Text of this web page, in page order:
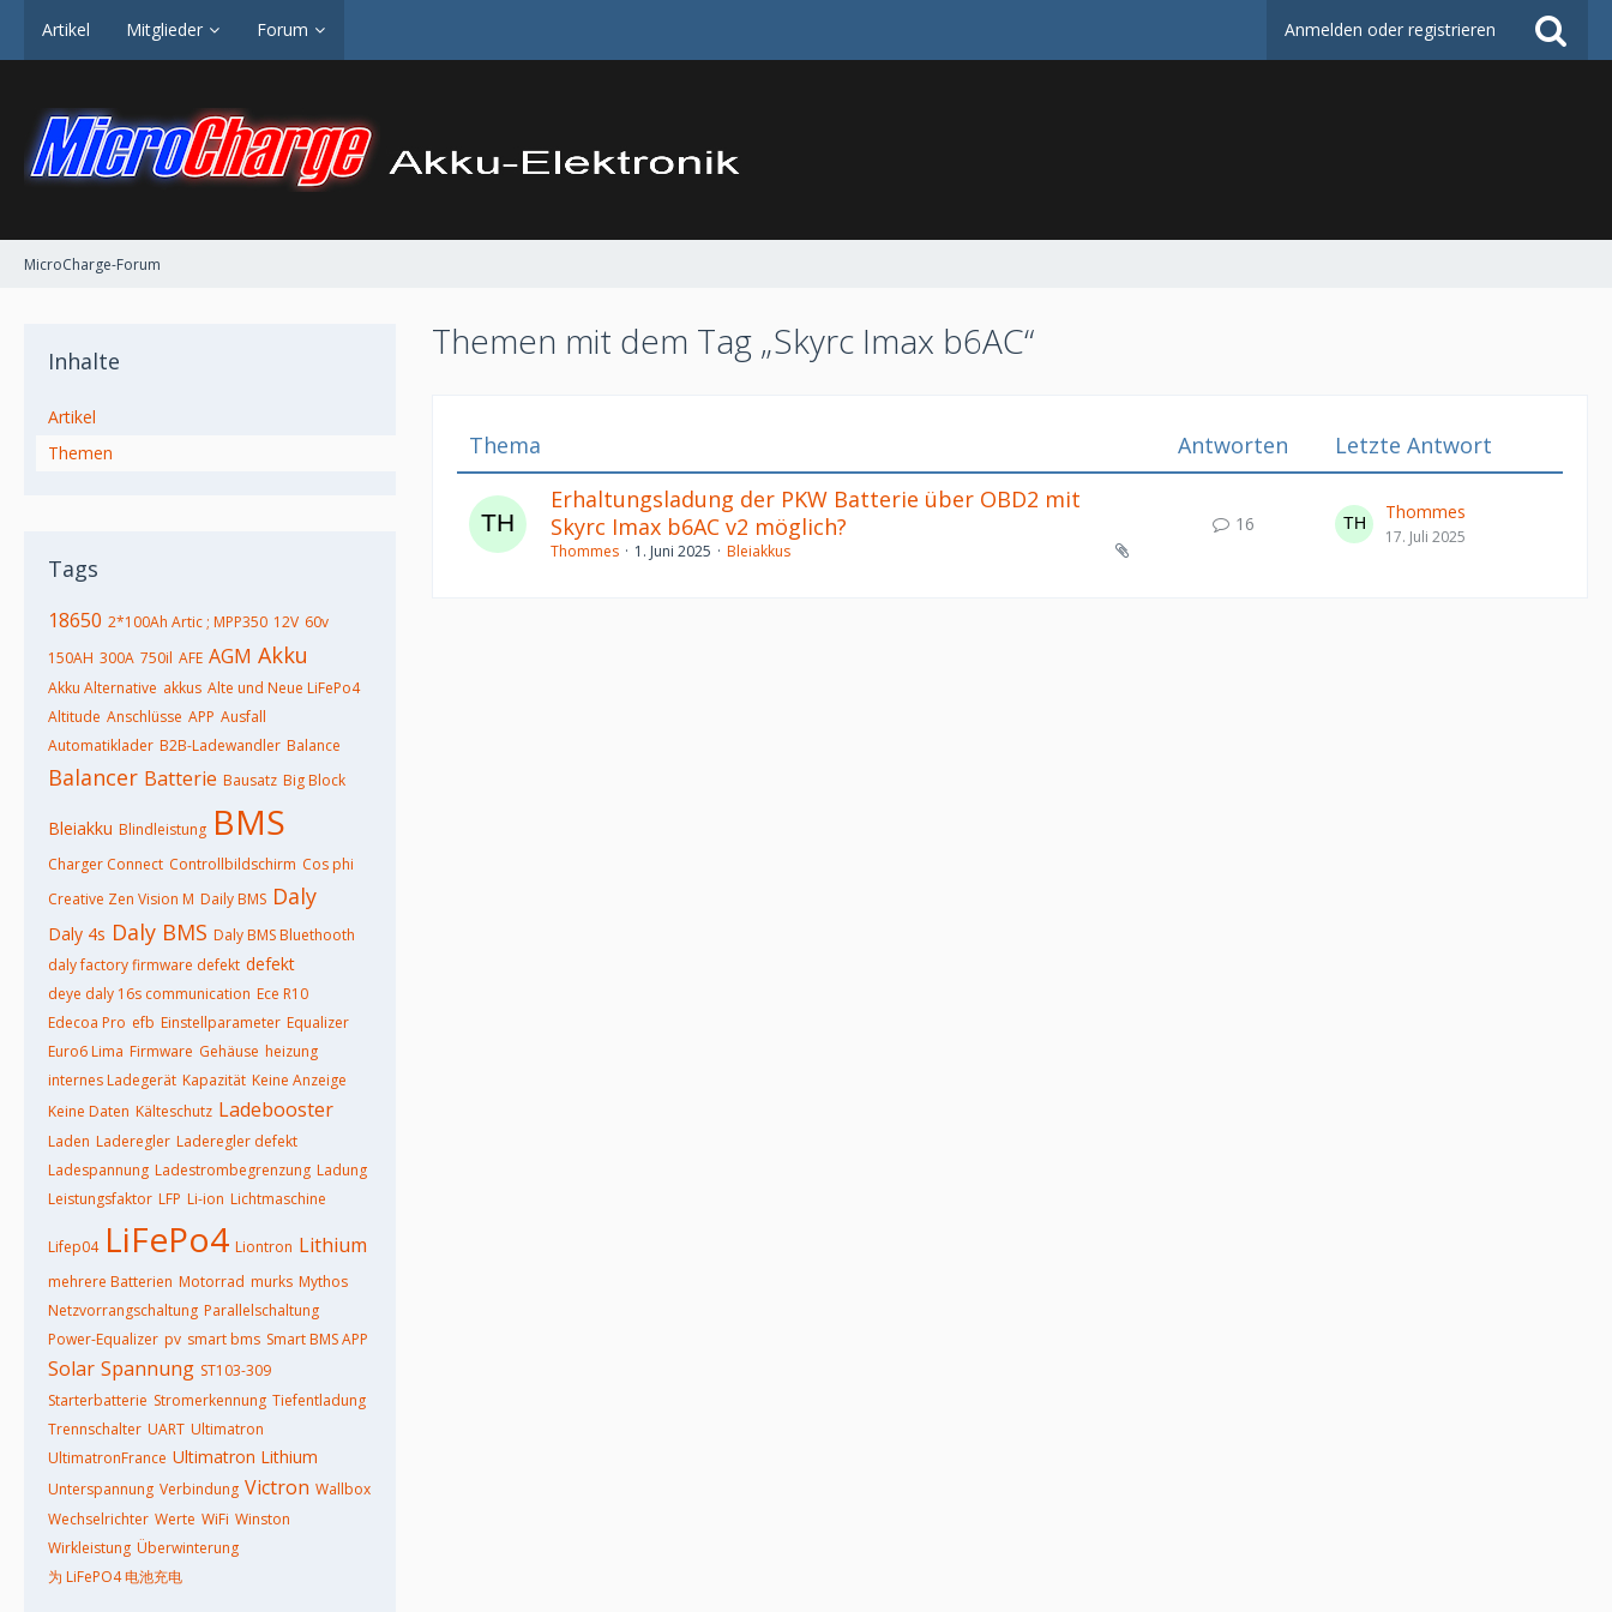
Artikel Mitglieder Forum Anmelden oder registrieren
MicroCharge-Forum
Inhalte
Artikel
Themen
Tags
18650 2*100Ah Artic ; MPP350 12V 60v
150AH 300A 750il AFE AGM Akku
Akku Alternative akkus Alte und Neue LiFePo4
Altitude Anschlüsse APP Ausfall
Automatiklader B2B-Ladewandler Balance
Balancer Batterie Bausatz Big Block
Bleiakku Blindleistung BMS
Charger Connect Controllbildschirm Cos phi
Creative Zen Vision M Daily BMS Daly
Daly 4s Daly BMS Daly BMS Bluethooth
daly factory firmware defekt defekt
deye daly 16s communication Ece R10
Edecoa Pro efb Einstellparameter Equalizer
Euro6 Lima Firmware Gehäuse heizung
internes Ladegerät Kapazität Keine Anzeige
Keine Daten Kälteschutz Ladebooster
Laden Laderegler Laderegler defekt
Ladespannung Ladestrombegrenzung Ladung
Leistungsfaktor LFP Li-ion Lichtmaschine
Lifep04 LiFePo4 Liontron Lithium
mehrere Batterien Motorrad murks Mythos
Netzvorrangschaltung Parallelschaltung
Power-Equalizer pv smart bms Smart BMS APP
Solar Spannung ST103-309
Starterbatterie Stromerkennung Tiefentladung
Trennschalter UART Ultimatron
UltimatronFrance Ultimatron Lithium
Unterspannung Verbindung Victron Wallbox
Wechselrichter Werte WiFi Winston
Wirkleistung Überwinterung
为 LiFePO4 电池充电
Themen mit dem Tag „Skyrc Imax b6AC“
Thema Antworten
Letzte Antwort
Erhaltungsladung der PKW Batterie über OBD2 mit
Skyrc Imax b6AC v2 möglich?
Thommes 1. Juni 2025 Bleiakkus
16
Thommes
17. Juli 2025